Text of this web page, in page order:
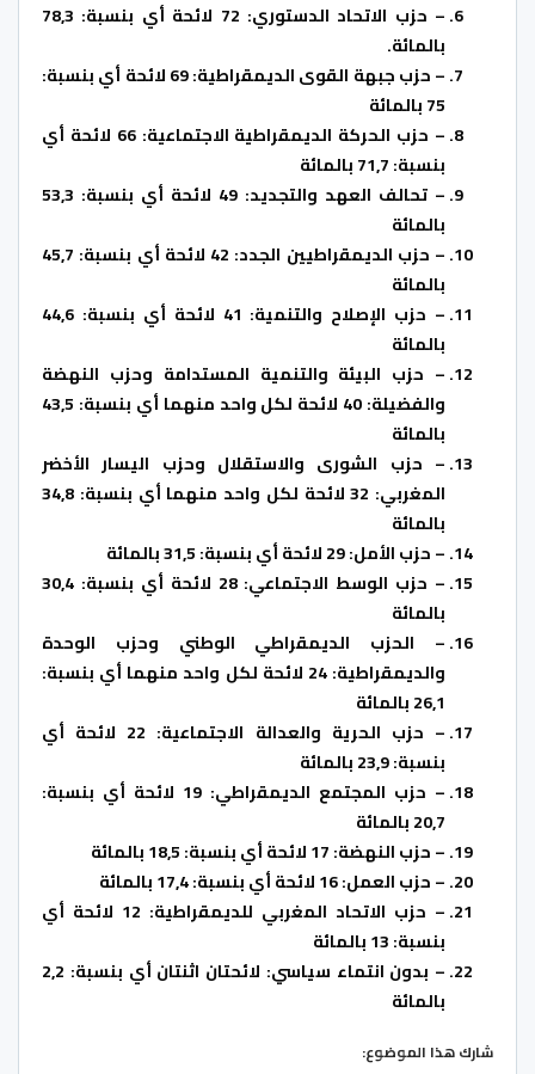
– حزب الاتحاد الدستوري: 72 لائحة أي بنسبة: 78,3
بالمائة.
– حزب جبهة القوى الديمقراطية: 69 لائحة أي بنسبة:
75 بالمائة
– حزب الحركة الديمقراطية الاجتماعية: 66 لائحة أي
بنسبة: 71,7 بالمائة
– تحالف العهد والتجديد: 49 لائحة أي بنسبة: 53,3
بالمائة
– حزب الديمقراطيين الجدد: 42 لائحة أي بنسبة: 45,7
بالمائة
– حزب الإصلاح والتنمية: 41 لائحة أي بنسبة: 44,6
بالمائة
– حزب البيئة والتنمية المستدامة وحزب النهضة
والفضيلة: 40 لائحة لكل واحد منهما أي بنسبة: 43,5
بالمائة
– حزب الشورى والاستقلال وحزب اليسار الأخضر
المغربي: 32 لائحة لكل واحد منهما أي بنسبة: 34,8
بالمائة
– حزب الأمل: 29 لائحة أي بنسبة: 31,5 بالمائة
– حزب الوسط الاجتماعي: 28 لائحة أي بنسبة: 30,4
بالمائة
– الحزب الديمقراطي الوطني وحزب الوحدة
والديمقراطية: 24 لائحة لكل واحد منهما أي بنسبة:
26,1 بالمائة
– حزب الحرية والعدالة الاجتماعية: 22 لائحة أي
بنسبة: 23,9 بالمائة
– حزب المجتمع الديمقراطي: 19 لائحة أي بنسبة:
20,7 بالمائة
– حزب النهضة: 17 لائحة أي بنسبة: 18,5 بالمائة
– حزب العمل: 16 لائحة أي بنسبة: 17,4 بالمائة
– حزب الاتحاد المغربي للديمقراطية: 12 لائحة أي
بنسبة: 13 بالمائة
– بدون انتماء سياسي: لائحتان اثنتان أي بنسبة: 2,2
بالمائة
شارك هذا الموضوع: